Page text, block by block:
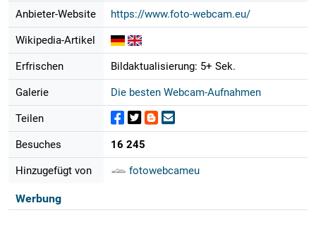
Anbieter-Website https://www.foto-webcam.eu/
Wikipedia-Artikel
Erfrischen Bildaktualisierung: 5+ Sek.
Galerie Die besten Webcam-Aufnahmen
Teilen
Besuches 16 245
Hinzugefügt von fotowebcameu
Werbung